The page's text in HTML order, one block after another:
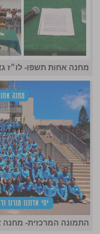
מחנה אחות תשפו- לו״ז
התמונה המרכזית-